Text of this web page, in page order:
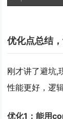
优化点总结
刚才讲了避坑,
性能更好，逻
优化1：能用